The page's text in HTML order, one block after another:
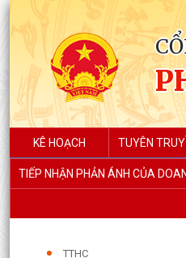
KÊ HOẠCH TUYÊN
TIẾP NHẬN PHẢN ÁNH CỦA
TTHC